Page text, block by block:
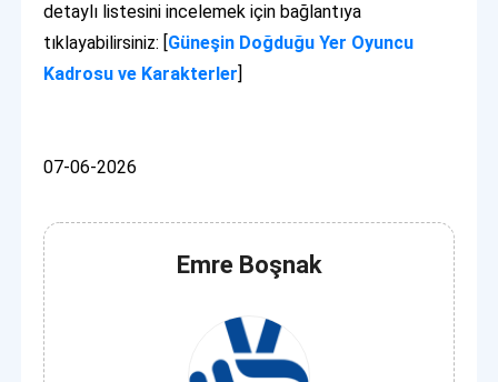
detaylı listesini incelemek için bağlantıya
tıklayabilirsiniz: [Güneşin Doğduğu Yer Oyuncu
Kadrosu ve Karakterler]
07-06-2026
Emre Boşnak